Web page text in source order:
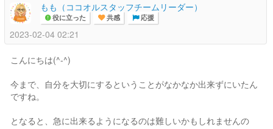
もも（ココオルスタッフチームリーダー）
役に立った 共感 応援
2023-02-04 02:21
こんにちは(^-^)
今まで、自分を大切にするということがなかなか出来ずにいたん
ですね。
となると、急に出来るようになるのは難しいかもしれませんの